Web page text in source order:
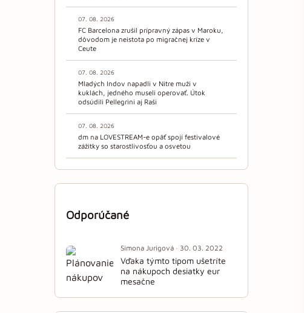
07. 08. 2026
FC Barcelona zrušil prípravný zápas v Maroku,
dôvodom je neistota po migračnej kríze v
Ceute
07. 08. 2026
Mladých Indov napadli v Nitre muži v
kuklách, jedného museli operovať. Útok
odsúdili Pellegrini aj Raši
07. 08. 2026
dm na LOVESTREAM-e opäť spojí festivalové
zážitky so starostlivosťou a osvetou
Odporúčané
Simona Jurigová · 30. 03. 2022
Vďaka týmto tipom ušetríte
na nákupoch desiatky eur
mesačne